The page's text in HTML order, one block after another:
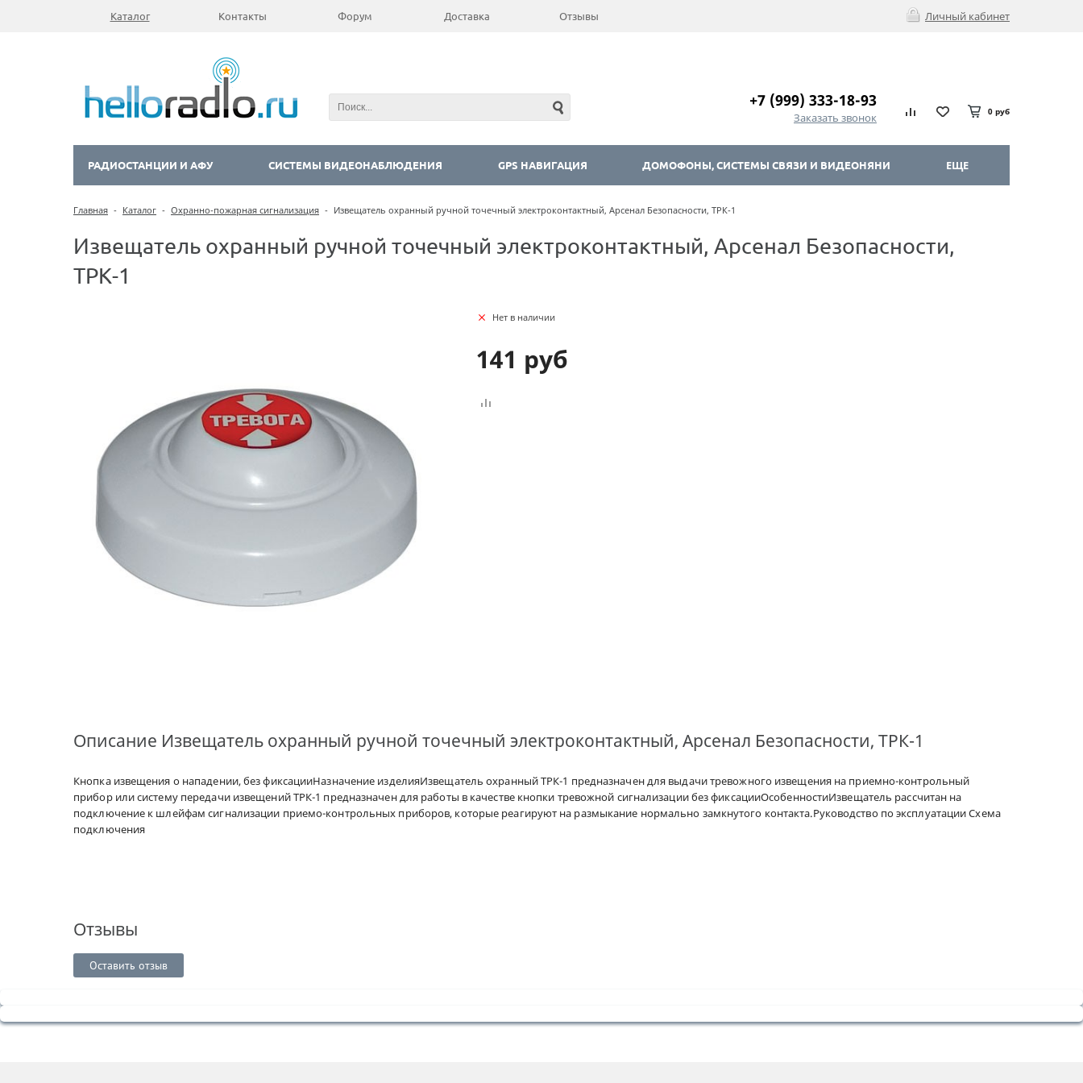
Личный кабинет
Каталог Контакты Форум Доставка Отзывы
+7 (999) 333-18-93
Заказать звонок 0 руб
РАДИОСТАНЦИИ И АФУ СИСТЕМЫ ВИДЕОНАБЛЮДЕНИЯ GPS НАВИГАЦИЯ ДОМОФОНЫ, СИСТЕМЫ СВЯЗИ И ВИДЕОНЯНИ ЕЩЕ
Главная - Каталог - Охранно-пожарная сигнализация - Извещатель охранный ручной точечный электроконтактный, Арсенал Безопасности, ТРК-1
Извещатель охранный ручной точечный электроконтактный, Арсенал Безопасности,
ТРК-1
Нет в наличии
141 руб
Описание Извещатель охранный ручной точечный электроконтактный, Арсенал Безопасности, ТРК-1
Кнопка извещения о нападении, без фиксацииНазначение изделияИзвещатель охранный ТРК-1 предназначен для выдачи тревожного извещения на приемно-контрольный
прибор или систему передачи извещений ТРК-1 предназначен для работы в качестве кнопки тревожной сигнализации без фиксацииОсобенностиИзвещатель рассчитан на
подключение к шлейфам сигнализации приемо-контрольных приборов, которые реагируют на размыкание нормально замкнутого контакта.Руководство по эксплуатации Схема
подключения
Отзывы
Оставить отзыв